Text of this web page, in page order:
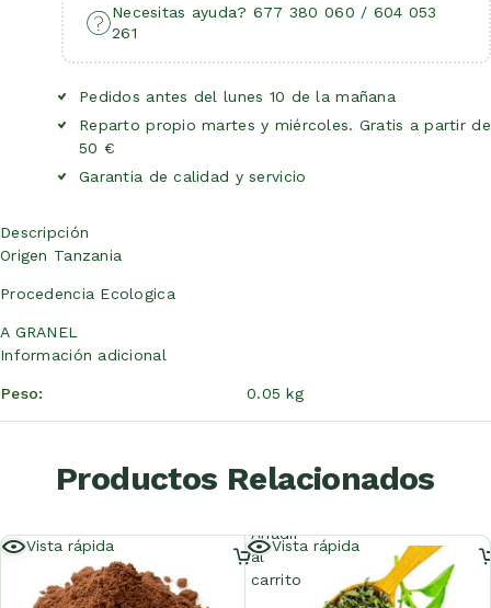
Necesitas ayuda? 677 380 060 / 604 053
261
Pedidos antes del lunes 10 de la mañana
Reparto propio martes y miércoles. Gratis a partir de
50 €
Garantia de calidad y servicio
Descripción
Origen Tanzania
Procedencia Ecologica
A GRANEL
Información adicional
Peso 0.05 kg
Productos Relacionados
Vista rápida Vista rápida
Añadir
al
carrito